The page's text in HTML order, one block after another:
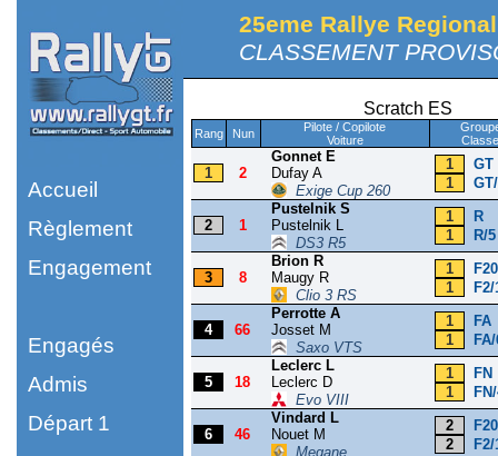
Accueil
Règlement
Engagement
Engagés
Admis
Départ 1
25eme Rallye
CLASSEMENT
Scratch ES
Rang Nun
Pilote / Copilote
Voiture
Classe
1 2
Gonnet E
Dufay A
Exige Cup 260
1
GT
1
2 1
Pustelnik S
Pustelnik L
DS3 R5
1
R
1
R/5
3 8
Brion R
Maugy R
Clio 3 RS
1
1
F2/
4 66
Perrotte A
Josset M
Saxo VTS
1
FA
1
5 18
Leclerc L
Leclerc D
Evo VIII
1
FN
1
6 46
Vindard L
Nouet M
Megane
2
2
F2/